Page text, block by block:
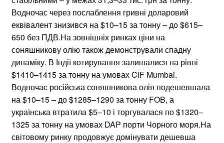
Водночас через послаблення гривні доларовий
еквівалент знизився на $10–15 за тонну – до $615–
650 без ПДВ.На зовнішніх ринках ціни на
соняшникову олію також демонстрували спадну
динаміку. В Індії котирування залишалися на рівні
$1410–1415 за тонну на умовах CIF Mumbai.
Водночас російська соняшникова олія подешевшала
на $10–15 – до $1285–1290 за тонну FOB, а
українська втратила $5–10 і торгувалася по $1320–
1325 за тонну на умовах DAP порти Чорного моря.На
світовому ринку продовжує домінувати дешевша